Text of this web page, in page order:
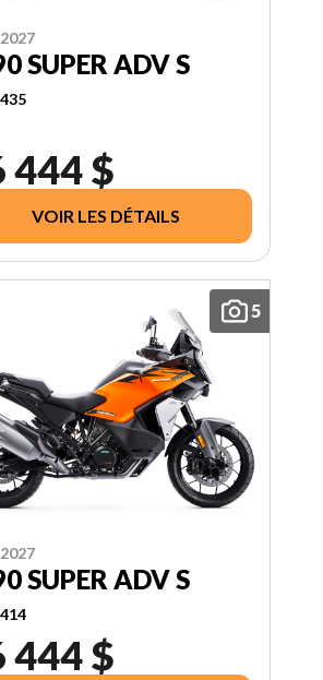
SUPER ADV S
444 $
VOIR LES DÉTAILS
5
SUPER ADV S
444 $